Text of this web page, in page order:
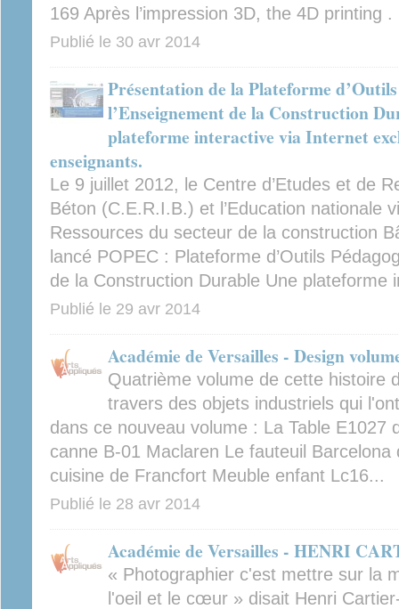
169 Après l’impression 3D, the 4D printing
Publié le 30 avr 2014
Présentation de la Plateforme
l’Enseignement de la Construction
plateforme interactive via Internet
enseignants.
Le 9 juillet 2012, le Centre d’Etudes et de
Béton (C.E.R.I.B.) et l’Education nationale
Ressources du secteur de la construction
lancé POPEC : Plateforme d’Outils
de la Construction Durable Une plateforme
Publié le 29 avr 2014
Académie de Versailles - Design
Quatrième volume de cette histoire
travers des objets industriels qui
dans ce nouveau volume : La Table E1027
canne B-01 Maclaren Le fauteuil
cuisine de Francfort Meuble enfant Lc16...
Publié le 28 avr 2014
Académie de Versailles - HENRI
« Photographier c'est mettre sur la
l'oeil et le cœur » disait Henri